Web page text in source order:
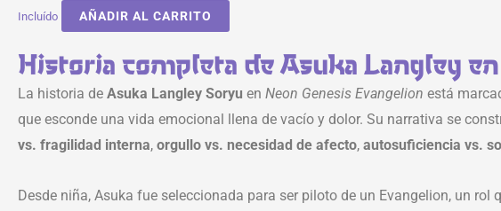
Incluído
AÑADIR AL CARRITO
Historia completa de Asuka Langley
La historia de Asuka Langley Soryu en Neon Genesis Evangelion está
que esconde una vida emocional llena de vacío y dolor. Su narrativa se
vs. fragilidad interna, orgullo vs. necesidad de afecto, autosuficiencia vs.
Desde niña, Asuka fue seleccionada para ser piloto de un Evangelion, un